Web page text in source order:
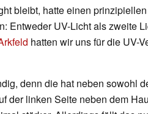
bleibt, hatte einen
Entweder UV-Licht als zweite
hatten wir uns für die UV-
denn die hat neben sowohl
der linken Seite neben dem